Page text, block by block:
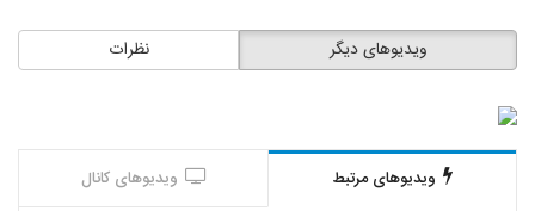
۳۹۲ بازدید
نظرات ویدیوهای دیگر
ویدیوهای مرتبط ویدیوهای کانال